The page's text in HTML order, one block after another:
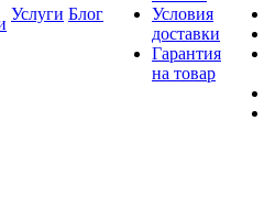
Услуги Блог
Условия
доставки
Гарантия
на товар